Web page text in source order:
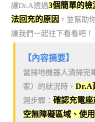
讓Dr.A透過3個簡單的
法回充的原因 ，並幫助
讓我們一起往下看看吧！
【內容摘要】
當掃地機器人清掃完
家）的狀況時，Dr.A
測步驟：確認充電
空無障礙區域、使